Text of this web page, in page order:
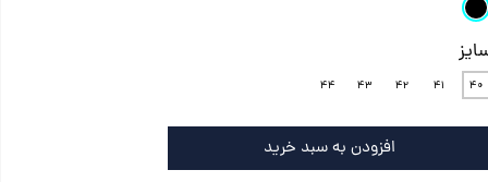
۴۰ ۴۱ ۴۲ ۴۳ ۴۴
افزودن به سبد خرید